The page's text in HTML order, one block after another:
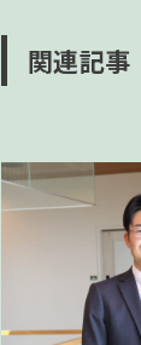
関連記事